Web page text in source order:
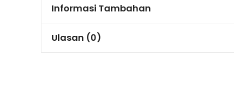
Informasi Tambahan
Ulasan (0)